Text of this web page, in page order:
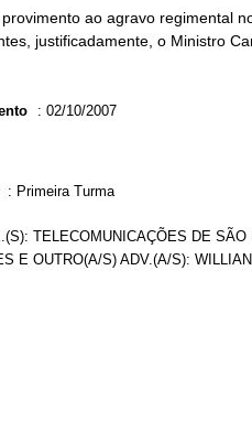
ao agravo regimental
justificadamente, o Ministro
: 02/10/2007
: Primeira Turma
TELECOMUNICAÇÕES DE
E OUTRO(A/S) ADV.(A/S):